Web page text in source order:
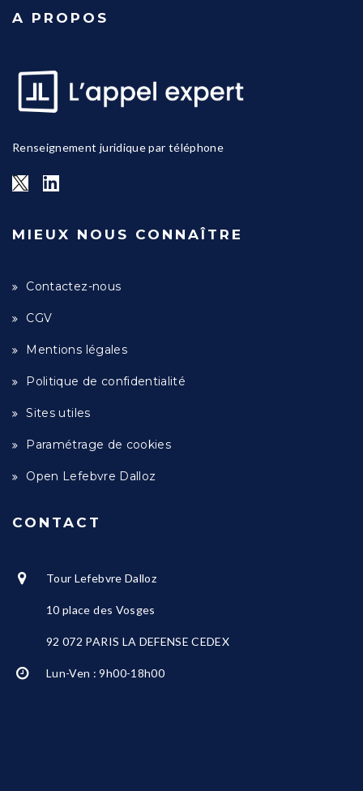
A PROPOS
Renseignement juridique par téléphone
MIEUX NOUS CONNAÎTRE
Contactez-nous
CGV
Mentions légales
Politique de confidentialité
Sites utiles
Paramétrage de cookies
Open Lefebvre Dalloz
CONTACT
Tour Lefebvre Dalloz
10 place des Vosges
92 072 PARIS LA DEFENSE CEDEX
Lun-Ven : 9h00-18h00